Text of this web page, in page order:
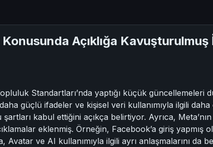
Açıklığa
Standartları’nda yaptığı küçük
güçlü ifadeler ve kişisel veri kullanımıyla ilgili
kabul ettiğini açıkça belirtiyor. Ayrıca,
eklenmiş. Örneğin, Facebook’a giriş yapmış
Avatar ve AI kullanımıyla ilgili ayrı anlaşmalarını da